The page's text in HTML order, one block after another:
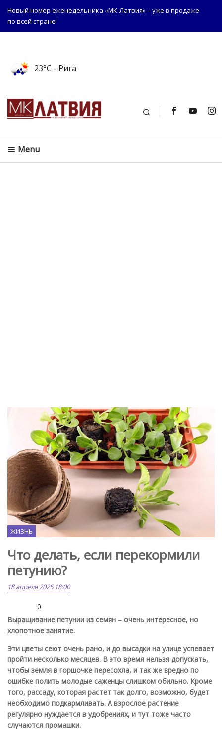
Новый номер еженедельника «МК-Латвия» – уже в продаже
по всей стране!
23°C - Рига
Поиск
Menu
ЖИЗНЬ
Что делать, если перекормили
петунию?
18 апреля 2025 18:00
0
Выращивание петунии из семян – очень интересное, но
хлопотное занятие.
Эти цветы сеют очень рано, и до высадки на улице успевает
пройти несколько месяцев. В это время нельзя допускать,
чтобы земля в горшочке пересохла, и так же вредно по
ошибке полить молодые саженцы слишком обильно. Кроме
того, рассаду, которая растет так долго, возможно, будет
необходимо подкармливать. А взрослое растение
регулярно нуждается в удобрениях, и тут тоже часто
случаются промашки.